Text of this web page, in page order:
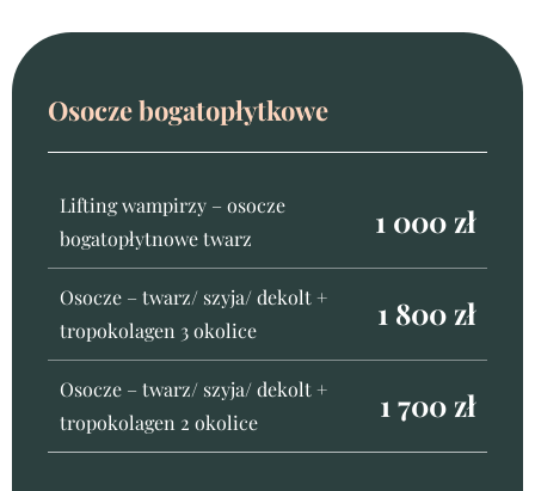
Osocze bogatopłytkowe
Lifting wampirzy – osocze
bogatopłytnowe twarz
1 000 zł
Osocze – twarz/ szyja/ dekolt +
tropokolagen 3 okolice
1 800 zł
Osocze – twarz/ szyja/ dekolt +
tropokolagen 2 okolice
1 700 zł